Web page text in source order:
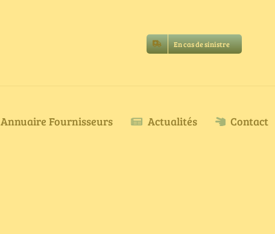
En cas de sinistre
Annuaire Fournisseurs Actualités Contact